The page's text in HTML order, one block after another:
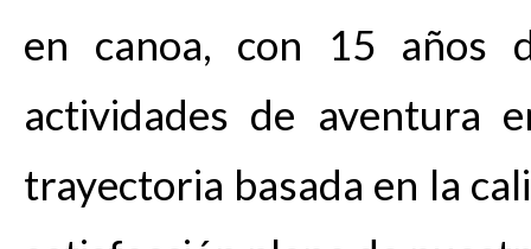
en canoa, con 15 años
actividades de
trayectoria basada en la